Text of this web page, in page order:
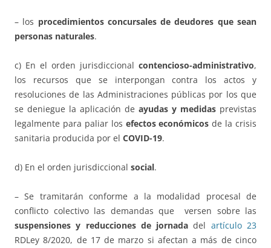
– los procedimientos concursales de deudores que sean
personas naturales.
c) En el orden jurisdiccional contencioso-administrativo,
los recursos que se interpongan contra los actos y
resoluciones de las Administraciones públicas por los que
se deniegue la aplicación de ayudas y medidas previstas
legalmente para paliar los efectos económicos de la crisis
sanitaria producida por el COVID-19.
d) En el orden jurisdiccional social.
– Se tramitarán conforme a la modalidad procesal de
conflicto colectivo las demandas que versen sobre las
suspensiones y reducciones de jornada del artículo 23
RDLey 8/2020, de 17 de marzo si afectan a más de cinco